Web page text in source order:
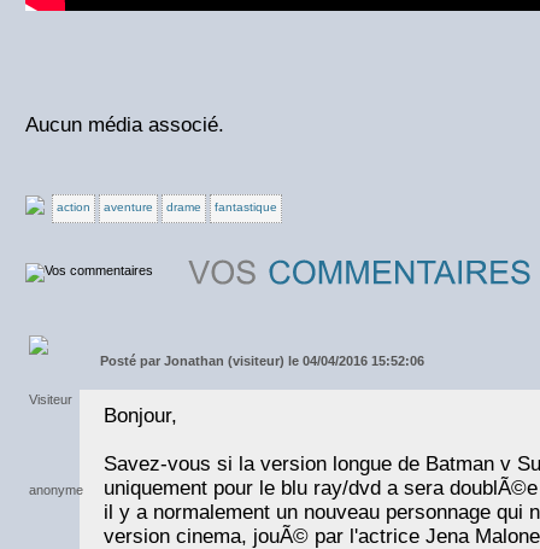
Aucun média associé.
action aventure drame fantastique
Posté par Jonathan (visiteur) le 04/04/2016 15:52:06
Bonjour,
Savez-vous si la version longue de Batman v
uniquement pour le blu ray/dvd a sera
il y a normalement un nouveau personnage qui
version cinema, jouÃ© par l'actrice Jena